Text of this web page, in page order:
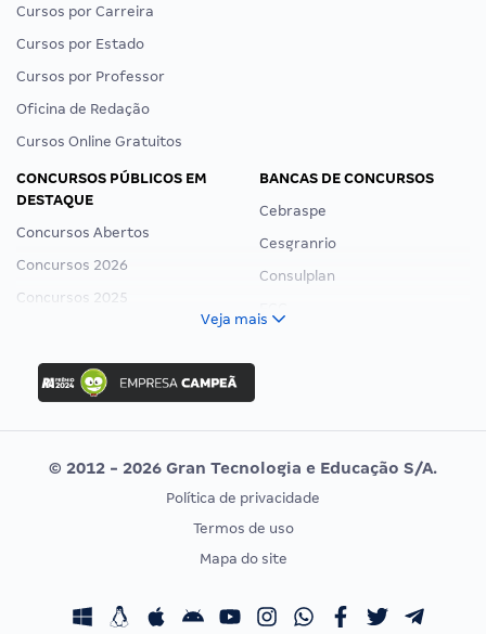
Cursos por Carreira
Cursos por Estado
Cursos por Professor
Oficina de Redação
Cursos Online Gratuitos
CONCURSOS PÚBLICOS EM
DESTAQUE
Concursos Abertos
Concursos 2026
Concursos 2025
Concurso Ibama
Concurso MPU
Editais publicados
BANCAS DE CONCURSOS
Cebraspe
Cesgranrio
Consulplan
Vunesp
CONCURSOS POR PROFISSÃO
Concursos Fiscais
EXAME DE ORDEM
Calendário OAB
Veja mais
© 2012 - 2026 Gran Tecnologia e Educação S/A.
Política de privacidade
Termos de uso
Mapa do site